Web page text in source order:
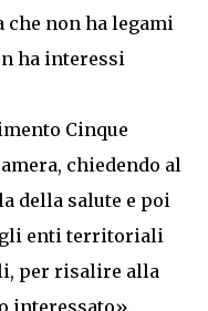
che non ha legami
ha interessi
Cinque
chiedendo al
della salute e poi
enti territoriali
per risalire alla
interessato».